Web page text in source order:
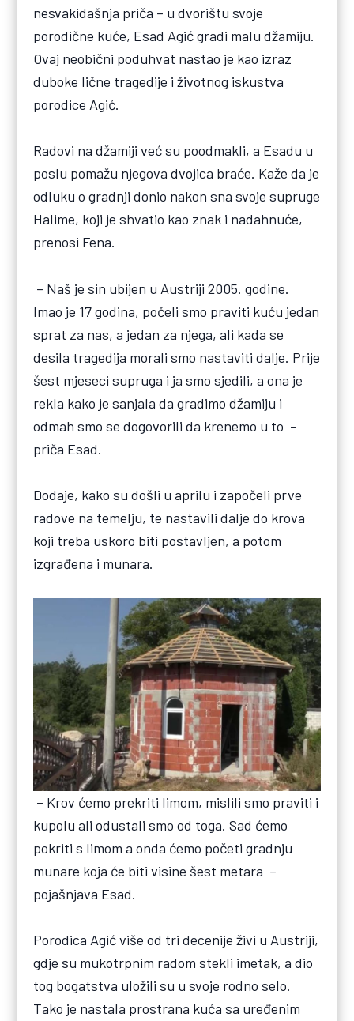
nesvakidašnja priča – u dvorištu svoje
porodične kuće, Esad Agić gradi malu džamiju.
Ovaj neobični poduhvat nastao je kao izraz
duboke lične tragedije i životnog iskustva
porodice Agić.
Radovi na džamiji već su poodmakli, a Esadu u
poslu pomažu njegova dvojica braće. Kaže da je
odluku o gradnji donio nakon sna svoje supruge
Halime, koji je shvatio kao znak i nadahnuće,
prenosi Fena.
– Naš je sin ubijen u Austriji 2005. godine.
Imao je 17 godina, počeli smo praviti kuću jedan
sprat za nas, a jedan za njega, ali kada se
desila tragedija morali smo nastaviti dalje. Prije
šest mjeseci supruga i ja smo sjedili, a ona je
rekla kako je sanjala da gradimo džamiju i
odmah smo se dogovorili da krenemo u to –
priča Esad.
Dodaje, kako su došli u aprilu i započeli prve
radove na temelju, te nastavili dalje do krova
koji treba uskoro biti postavljen, a potom
izgrađena i munara.
– Krov ćemo prekriti limom, mislili smo praviti i
kupolu ali odustali smo od toga. Sad ćemo
pokriti s limom a onda ćemo početi gradnju
munare koja će biti visine šest metara –
pojašnjava Esad.
Porodica Agić više od tri decenije živi u Austriji,
gdje su mukotrpnim radom stekli imetak, a dio
tog bogatstva uložili su u svoje rodno selo.
Tako je nastala prostrana kuća sa uređenim